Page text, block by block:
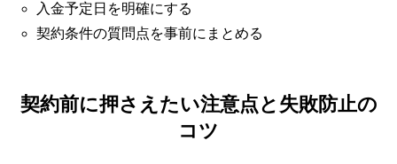
入金予定日を明確にする
契約条件の質問点を事前にまとめる
契約前に押さえたい注意点と失敗防止の
コツ